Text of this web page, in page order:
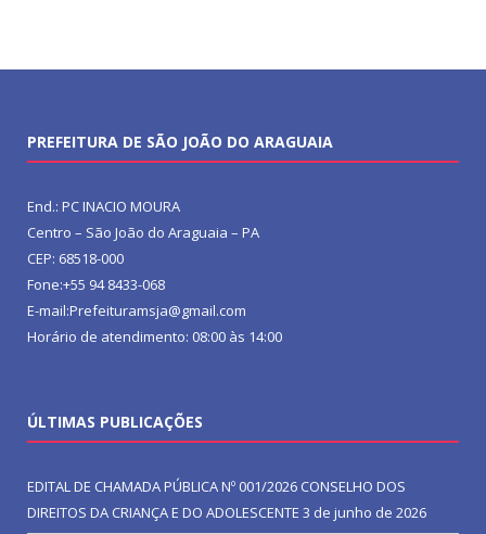
PREFEITURA DE SÃO JOÃO DO ARAGUAIA
End.: PC INACIO MOURA
Centro – São João do Araguaia – PA
CEP: 68518-000
Fone:+55 94 8433-068
E-mail:Prefeituramsja@gmail.com
Horário de atendimento: 08:00 às 14:00
ÚLTIMAS PUBLICAÇÕES
EDITAL DE CHAMADA PÚBLICA Nº 001/2026 CONSELHO DOS
DIREITOS DA CRIANÇA E DO ADOLESCENTE 3 de junho de 2026